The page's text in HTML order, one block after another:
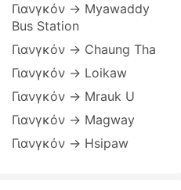
Γιανγκόν → Myawaddy
Bus Station
Γιανγκόν → Chaung Tha
Γιανγκόν → Loikaw
Γιανγκόν → Mrauk U
Γιανγκόν → Magway
Γιανγκόν → Hsipaw